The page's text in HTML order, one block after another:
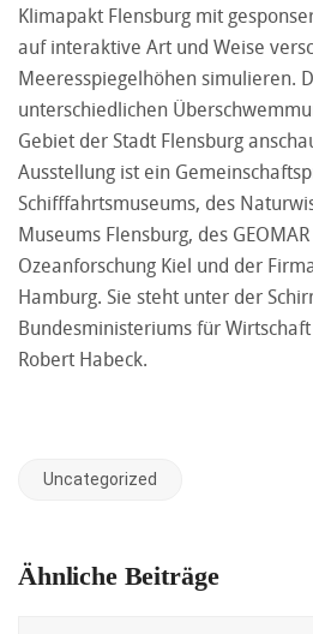
Klimapakt Flensburg mit
auf interaktive Art und Weise
Meeresspiegelhöhen simulieren.
unterschiedlichen
Gebiet der Stadt Flensburg
Ausstellung ist ein
Schifffahrtsmuseums, des
Museums Flensburg, des
Ozeanforschung Kiel und der
Hamburg. Sie steht unter der
Bundesministeriums für
Robert Habeck.
Uncategorized
Ähnliche Beiträge